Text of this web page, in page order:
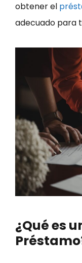
obtener el
adecuado para
¿Qué es